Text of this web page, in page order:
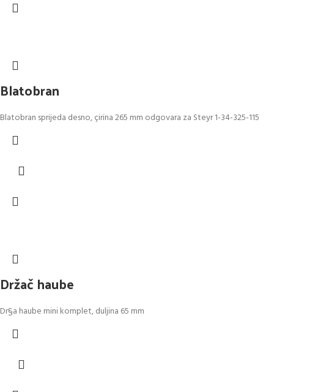
Blatobran
Blatobran sprijeda desno, çirina 265 mm odgovara za Steyr 1-34-325-115
Držač haube
Dr§a haube mini komplet, duljina 65 mm